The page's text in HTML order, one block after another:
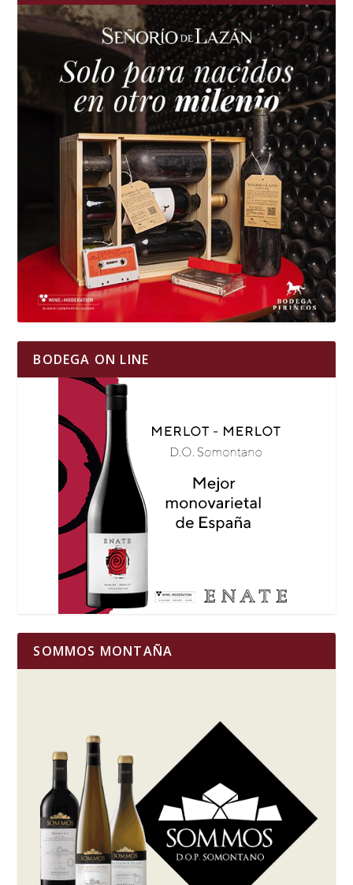
BODEGA ON LINE
SOMMOS MONTAÑA